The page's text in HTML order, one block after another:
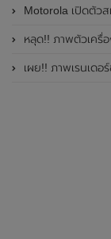
Motorola เปิดตัวสม
หลุด!! ภาพตัวเครื่องจริงของส
เผย!! ภาพเรนเดอร์ของสมาร์ท